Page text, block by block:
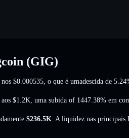
(GIG)
$0.000535 , o que é umadescida de
$1.2K uma subida of 1447.38% em
$236.5K . A liquidez nas